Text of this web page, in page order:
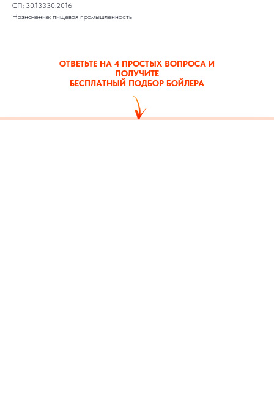
СП: 30.13330.2016
Назначение: пищевая промышленность
ОТВЕТЬТЕ НА 4 ПРОСТЫХ ВОПРОСА И
ПОЛУЧИТЕ
БЕСПЛАТНЫЙ ПОДБОР БОЙЛЕРА